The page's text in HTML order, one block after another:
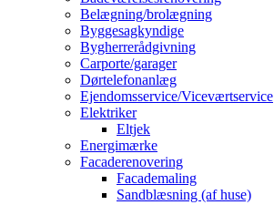
Belægning/brolægning
Byggesagkyndige
Bygherrerådgivning
Carporte/garager
Dørtelefonanlæg
Ejendomsservice/Viceværtservice
Elektriker
Eltjek
Energimærke
Facaderenovering
Facademaling
Sandblæsning (af huse)